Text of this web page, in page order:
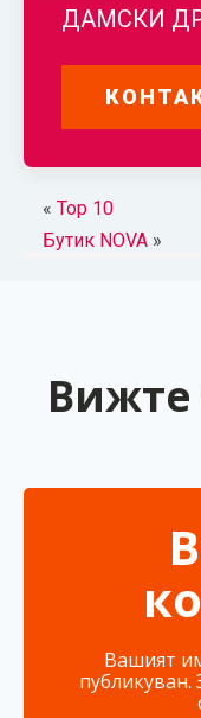
ДАМСКИ
« Top 10
Бутик NOVA»
Вашият
публикуван.